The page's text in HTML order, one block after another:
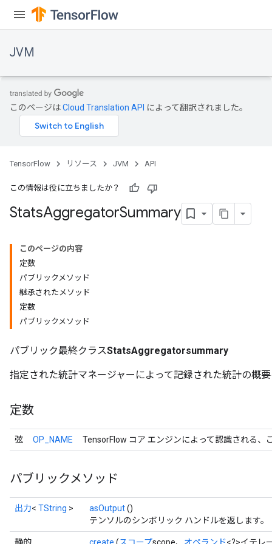
JVM
このページはCloud Translation API によって翻訳されました。
TensorFlow リソース JVM API
この情報は役に立ちましたか？
StatsAggregatorSummary
このページの内容
定数
パブリックメソッド
継承されたメソッド
定数
パブリックメソッド
パブリック最終クラスStatsAggregatorsummary
指定された統計マネージャーによって記録された統計の概
定数
弦 OP_NAME TensorFlow コア エンジンによって認識される、
パブリックメソッド
出力< TString > asOutput()
テンソルのシンボリック ハンドルを返します。